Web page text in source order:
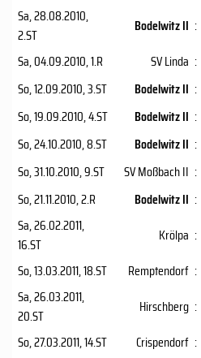
Sa, 28.08.2010,
2.ST
Bodelwitz II :
Sa, 04.09.2010, 1.R SV Linda :
So, 12.09.2010, 3.ST Bodelwitz II :
So, 19.09.2010, 4.ST Bodelwitz II :
So, 24.10.2010, 8.ST Bodelwitz II :
So, 31.10.2010, 9.ST SV Moßbach II :
So, 21.11.2010, 2.R Bodelwitz II :
Sa, 26.02.2011,
16.ST
Krölpa :
So, 13.03.2011, 18.ST Remptendorf :
Sa, 26.03.2011,
20.ST
Hirschberg :
So, 27.03.2011, 14.ST Crispendorf :